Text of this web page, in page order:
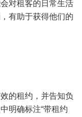
对租客的日常生活
有助于获得他们的
的租约，并告知负
明确标注“带租约